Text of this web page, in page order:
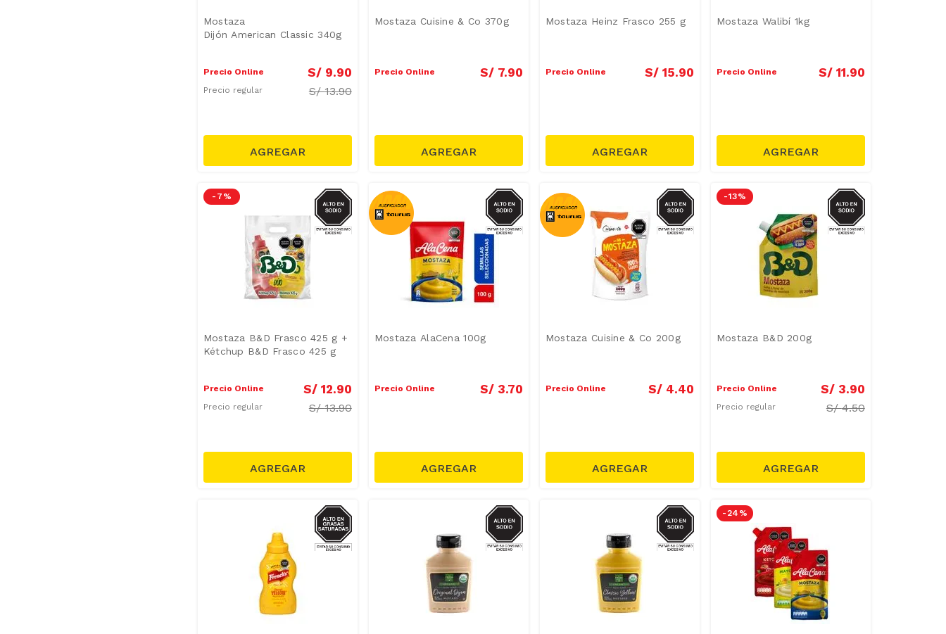
Mostaza
Dijón American Classic 340g
Precio Online S/ 9.90
Precio regular S/13.90
Mostaza Cuisine & Co 370g
Precio Online S/ 7.90
Mostaza Heinz Frasco 255 g
Precio Online S/ 15.90
Mostaza Walibí 1kg
Precio Online S/ 11.90
- 7 % SODIO
Mostaza B&D Frasco 425 g +
Kétchup B&D Frasco 425 g
Precio Online S/ 12.90
Precio regular S/13.90
SODIO
Mostaza AlaCena 100g
Precio Online S/ 3.70
SODIO
Mostaza Cuisine & Co 200g
Precio Online S/ 4.40
-13 % SODIO
Mostaza B&D 200g
Precio Online S/ 3.90
Precio regular S/4.50
GRASAS-
SAT
SODIO SODIO -24 %